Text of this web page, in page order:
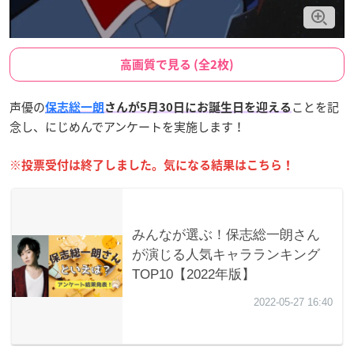
高画質で見る (全2枚)
声優の保志総一朗 さんが5月30日にお誕生日を迎える ことを記
念し、にじめんでアンケートを実施します！
※投票受付は終了しました。気になる結果はこちら！